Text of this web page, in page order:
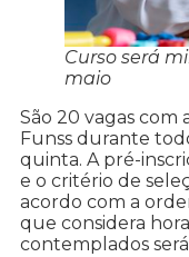
Curso será
maio
São 20 vagas com
Funss durante
quinta. A pré-
e o critério de
acordo com a
que considera
contemplados